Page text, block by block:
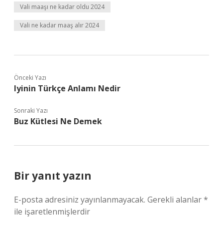
Vali maaşı ne kadar oldu 2024
Vali ne kadar maaş alır 2024
Önceki Yazı
Iyinin Türkçe Anlamı Nedir
Sonraki Yazı
Buz Kütlesi Ne Demek
Bir yanıt yazın
E-posta adresiniz yayınlanmayacak. Gerekli alanlar*
ile işaretlenmişlerdir